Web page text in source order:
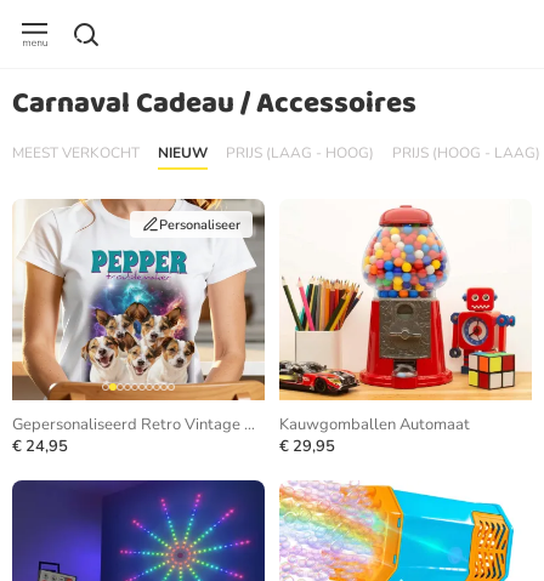
Carnaval Cadeau / Accessoires
MEEST VERKOCHT NIEUW PRIJS (LAAG - HOOG) PRIJS (HOOG - LAAG)
Personaliseer
Gepersonaliseerd Retro Vintage Bootleg T-shirt
€ 24,95
Kauwgomballen Automaat
€ 29,95